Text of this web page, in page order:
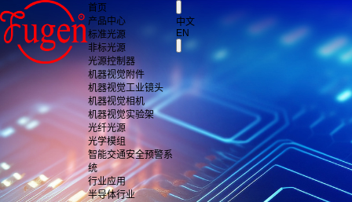
首页
产品中心
标准光源
非标光源
光源控制器
机器视觉附件
机器视觉工业镜头
机器视觉相机
机器视觉实验架
光纤光源
光学模组
智能交通安全预警系
统
行业应用
半导体行业
中文
EN